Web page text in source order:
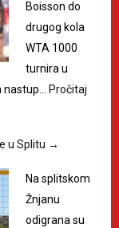
Boisson do
drugog kola
WTA 1000
turnira u
Pročitaj
u Splitu →
Na splitskom
Žnjanu
odigrana su